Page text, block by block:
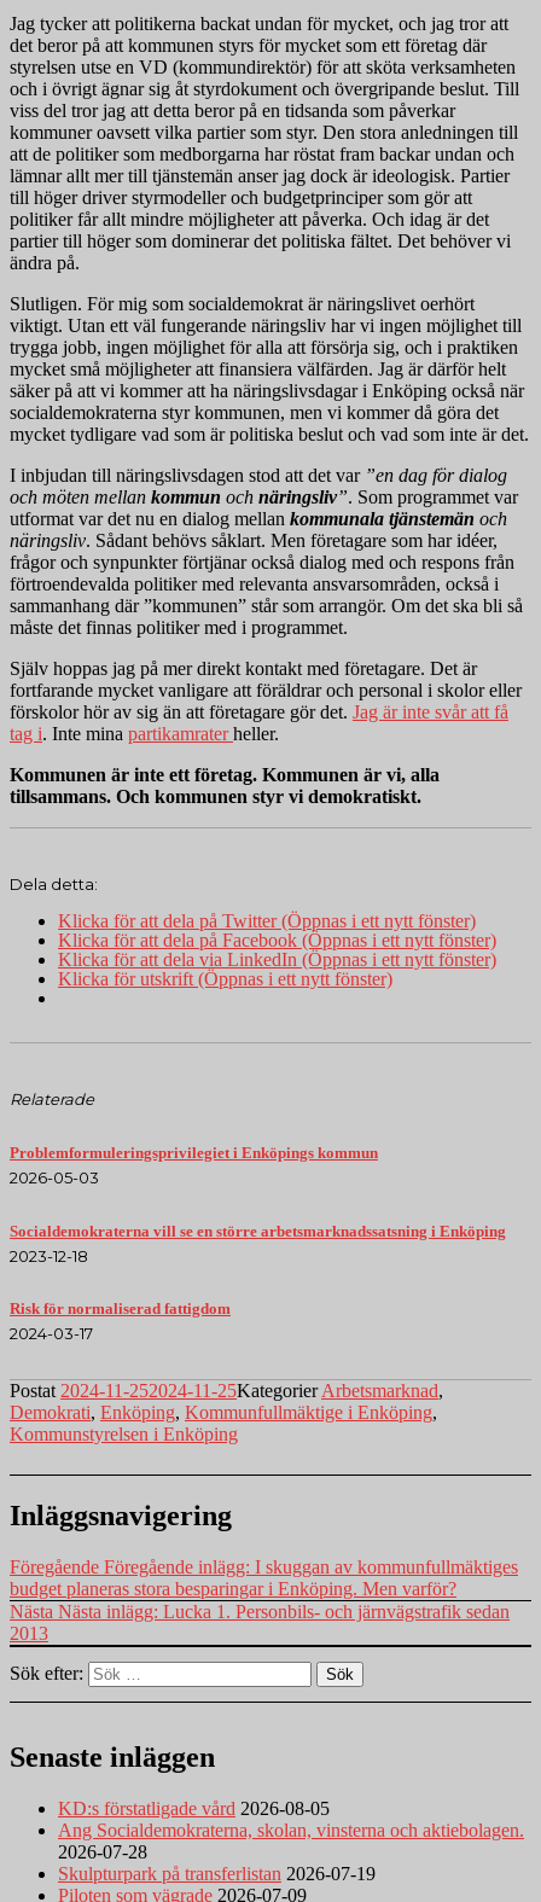
Jag tycker att politikerna backat undan för mycket, och jag tror att
det beror på att kommunen styrs för mycket som ett företag där
styrelsen utse en VD (kommundirektör) för att sköta verksamheten
och i övrigt ägnar sig åt styrdokument och övergripande beslut. Till
viss del tror jag att detta beror på en tidsanda som påverkar
kommuner oavsett vilka partier som styr. Den stora anledningen till
att de politiker som medborgarna har röstat fram backar undan och
lämnar allt mer till tjänstemän anser jag dock är ideologisk. Partier
till höger driver styrmodeller och budgetprinciper som gör att
politiker får allt mindre möjligheter att påverka. Och idag är det
partier till höger som dominerar det politiska fältet. Det behöver vi
ändra på.
Slutligen. För mig som socialdemokrat är näringslivet oerhört
viktigt. Utan ett väl fungerande näringsliv har vi ingen möjlighet till
trygga jobb, ingen möjlighet för alla att försörja sig, och i praktiken
mycket små möjligheter att finansiera välfärden. Jag är därför helt
säker på att vi kommer att ha näringslivsdagar i Enköping också när
socialdemokraterna styr kommunen, men vi kommer då göra det
mycket tydligare vad som är politiska beslut och vad som inte är det.
I inbjudan till näringslivsdagen stod att det var ”en dag för dialog
och möten mellan kommun och näringsliv”. Som programmet var
utformat var det nu en dialog mellan kommunala tjänstemän och
näringsliv. Sådant behövs såklart. Men företagare som har idéer,
frågor och synpunkter förtjänar också dialog med och respons från
förtroendevalda politiker med relevanta ansvarsområden, också i
sammanhang där ”kommunen” står som arrangör. Om det ska bli så
måste det finnas politiker med i programmet.
Själv hoppas jag på mer direkt kontakt med företagare. Det är
fortfarande mycket vanligare att föräldrar och personal i skolor eller
förskolor hör av sig än att företagare gör det. Jag är inte svår att få
tag i. Inte mina partikamraterheller.
Kommunen är inte ett företag. Kommunen är vi, alla
tillsammans. Och kommunen styr vi demokratiskt.
Dela detta:
Klicka för att dela på Twitter (Öppnas i ett nytt fönster)
Klicka för att dela på Facebook (Öppnas i ett nytt fönster)
Klicka för att dela via LinkedIn (Öppnas i ett nytt fönster)
Klicka för utskrift (Öppnas i ett nytt fönster)
Relaterade
Problemformuleringsprivilegiet i Enköpings kommun
2026-05-03
Socialdemokraterna vill se en större arbetsmarknadssatsning i Enköping
2023-12-18
Risk för normaliserad fattigdom
2024-03-17
Postat 2024-11-252024-11-25KategorierArbetsmarknad,
Demokrati, Enköping, Kommunfullmäktige i Enköping,
Kommunstyrelsen i Enköping
Inläggsnavigering
Föregående Föregående inlägg: I skuggan av kommunfullmäktiges
budget planeras stora besparingar i Enköping. Men varför?
Nästa Nästa inlägg: Lucka 1. Personbils- och järnvägstrafik sedan
2013
Sök efter:
Sök
Senaste inläggen
KD:s förstatligade vård 2026-08-05
Ang Socialdemokraterna, skolan, vinsterna och aktiebolagen.
2026-07-28
Skulpturpark på transferlistan 2026-07-19
Piloten som vägrade 2026-07-09